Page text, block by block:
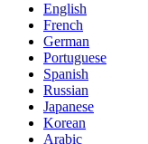
English
French
German
Portuguese
Spanish
Russian
Japanese
Korean
Arabic